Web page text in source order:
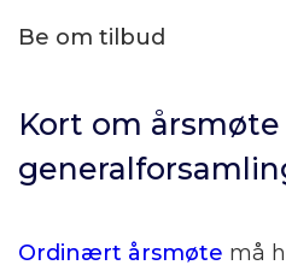
Be om tilbud
Kort om årsmøte
Ordinært årsmøte må